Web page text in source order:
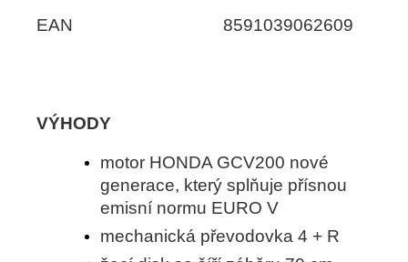
EAN 8591039062609
VÝHODY
motor HONDA GCV200 nové
generace, který splňuje přísnou
emisní normu EURO V
mechanická převodovka 4 + R